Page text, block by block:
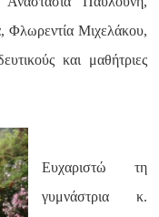
Φλωρεντία Μιχελάκου,
και μαθήτριες
Ευχαριστώ τη
γυμνάστρια κ.